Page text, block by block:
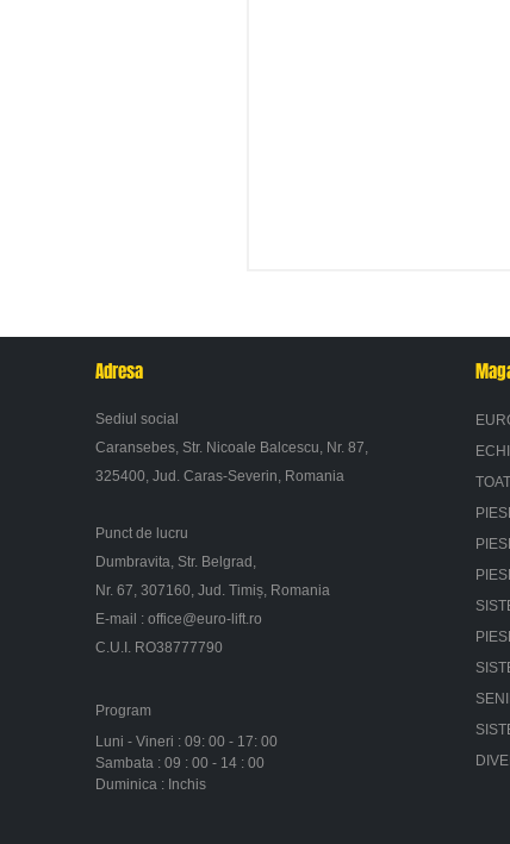
Adresa
Sediul social
Caransebes, Str. Nicoale Balcescu, Nr. 87,
325400, Jud. Caras-Severin, Romania
Punct de lucru
Dumbravita, Str. Belgrad,
Nr. 67, 307160, Jud. Timiș, Romania
E-mail : office@euro-lift.ro
C.U.I. RO38777790
Program
Luni - Vineri : 09: 00 - 17: 00
Sambata : 09 : 00 - 14 : 00
Duminica : Inchis